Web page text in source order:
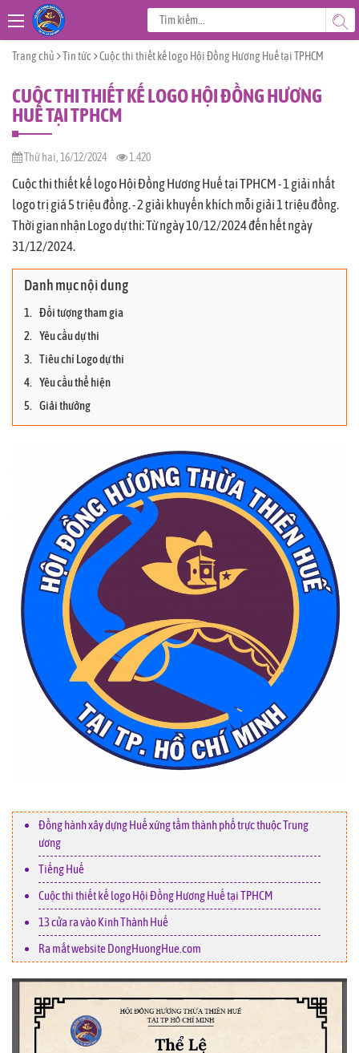
Trang chủ Tin tức Cuộc thi thiết kế logo Hội Đồng Hương Huế tại TPHCM
CUỘC THI THIẾT KẾ LOGO HỘI ĐỒNG HƯƠNG
HUẾ TẠI TPHCM
Thứ hai, 16/12/2024 1.420
Cuộc thi thiết kế logo Hội Đồng Hương Huế tại TPHCM - 1 giải nhất
logo trị giá 5 triệu đồng. - 2 giải khuyến khích mỗi giải 1 triệu đồng.
Thời gian nhận Logo dự thi: Từ ngày 10/12/2024 đến hết ngày
31/12/2024.
Danh mục nội dung
Đối tượng tham gia
Yêu cầu dự thi
Tiêu chí Logo dự thi
Yêu cầu thể hiện
Giải thưởng
Đồng hành xây dựng Huế xứng tầm thành phố trực thuộc Trung
ương
Tiếng Huế
Cuộc thi thiết kế logo Hội Đồng Hương Huế tại TPHCM
13 cửa ra vào Kinh Thành Huế
Ra mắt website DongHuongHue.com